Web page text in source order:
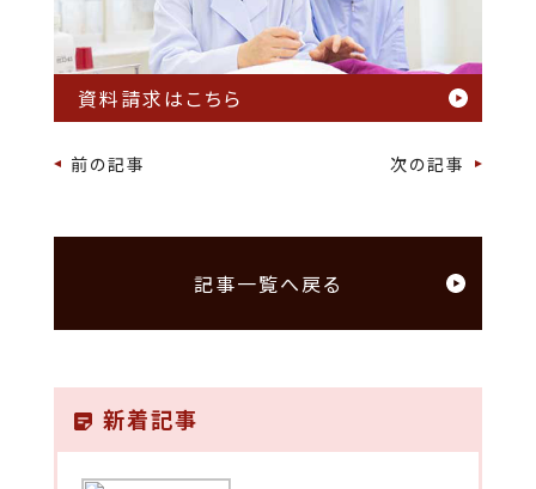
資料請求はこちら
前の記事 次の記事
記事一覧へ戻る
新着記事